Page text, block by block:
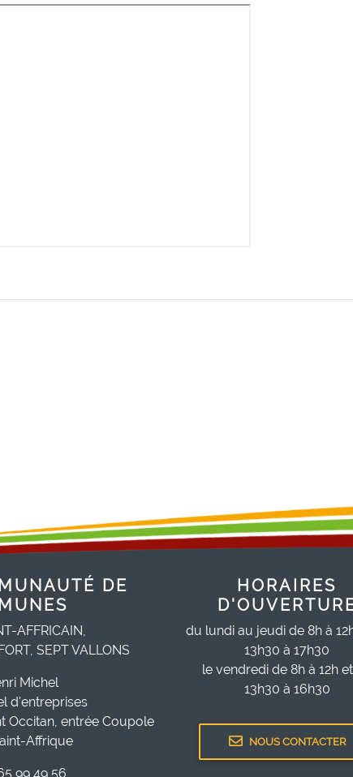
DE
AFFRICAIN,
SEPT VALLONS
Michel
d'entreprises
Occitan, entrée Coupole
Affrique
99 49 56
HORAIRES
du lundi au jeudi de 8h à
13h30 à 17h30
le vendredi de 8h à 12h
13h30 à 16h30
NOUS CONTACTER